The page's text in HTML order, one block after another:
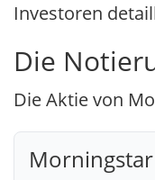
Investoren
Die
Die Aktie von